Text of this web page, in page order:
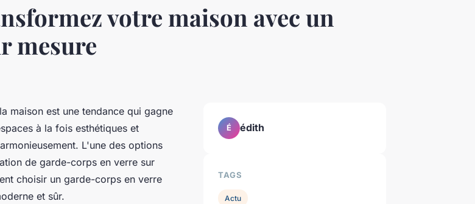
votre maison avec un
mesure
maison est une tendance qui gagne
à la fois esthétiques et
L'une des options
de garde-corps en verre sur
choisir un garde-corps en verre
et sûr.
É édith
TAGS
Actu